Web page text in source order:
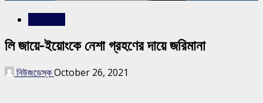
লি জায়ে-ইয়োংকে নেশা গ্রহণের দায়ে জরিমানা
নিউজডেস্কOctober 26, 2021